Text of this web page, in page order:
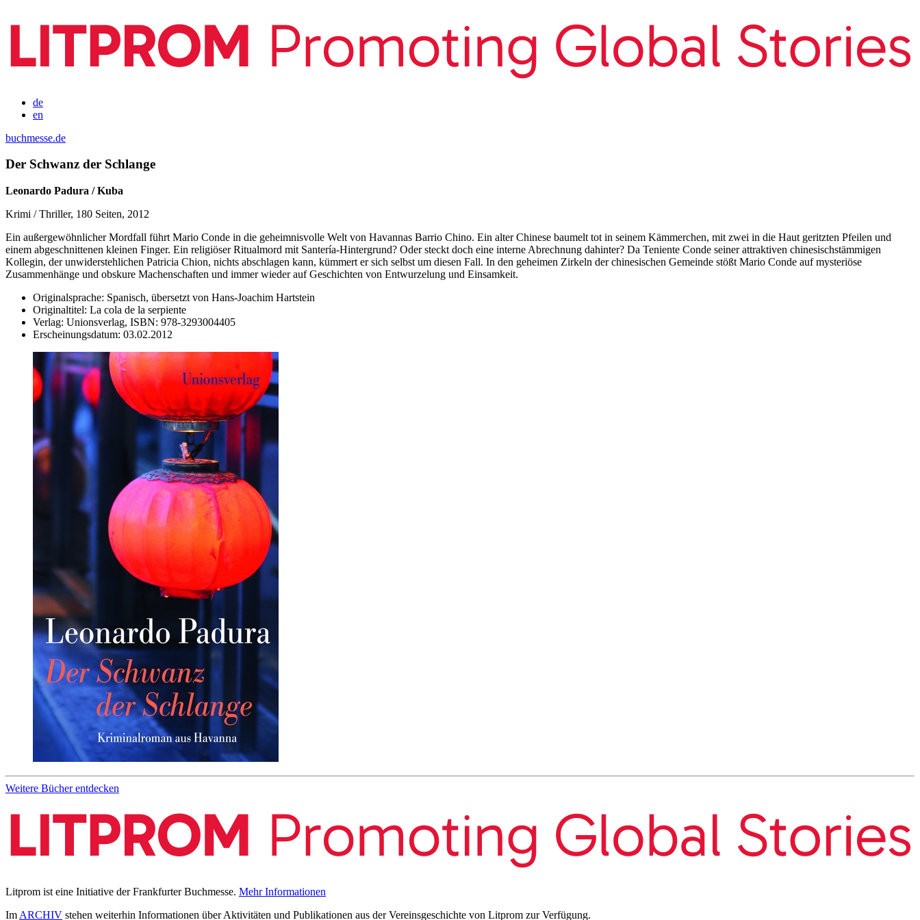
de
en
buchmesse.de
Der Schwanz der Schlange
Leonardo Padura / Kuba
Krimi / Thriller, 180 Seiten, 2012
Ein außergewöhnlicher Mordfall führt Mario Conde in die geheimnisvolle Welt von Havannas Barrio Chino. Ein alter Chinese baumelt tot in seinem Kämmerchen, mit zwei in die Haut geritzten Pfeilen und
einem abgeschnittenen kleinen Finger. Ein religiöser Ritualmord mit Santería-Hintergrund? Oder steckt doch eine interne Abrechnung dahinter? Da Teniente Conde seiner attraktiven chinesischstämmigen
Kollegin, der unwiderstehlichen Patricia Chion, nichts abschlagen kann, kümmert er sich selbst um diesen Fall. In den geheimen Zirkeln der chinesischen Gemeinde stößt Mario Conde auf mysteriöse
Zusammenhänge und obskure Machenschaften und immer wieder auf Geschichten von Entwurzelung und Einsamkeit.
Originalsprache: Spanisch, übersetzt von Hans-Joachim Hartstein
Originaltitel: La cola de la serpiente
Verlag: Unionsverlag, ISBN: 978-3293004405
Erscheinungsdatum: 03.02.2012
Weitere Bücher entdecken
Litprom ist eine Initiative der Frankfurter Buchmesse. Mehr Informationen
Im ARCHIV stehen weiterhin Informationen über Aktivitäten und Publikationen aus der Vereinsgeschichte von Litprom zur Verfügung.